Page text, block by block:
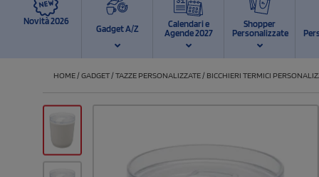
Novità 2026
Gadget A/Z
Calendari e
Agende 2027
Shopper
Personalizzate
HOME /GADGET /TAZZE PERSONALIZZATE / BICCHIERI TERMICI